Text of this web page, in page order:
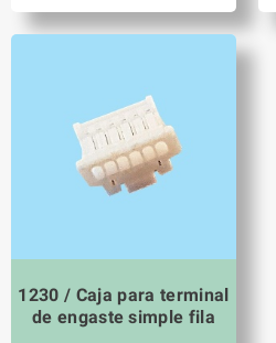
1230 / Caja para terminal
de engaste simple fila